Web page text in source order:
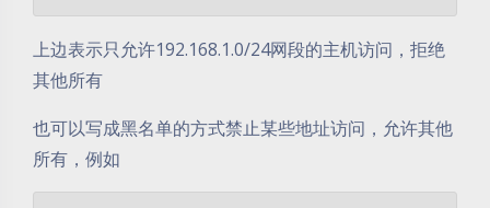
上边表示只允许192.168.1.0/24网段的主机访问，拒绝
其他所有
也可以写成黑名单的方式禁止某些地址访问，允许其他
所有，例如